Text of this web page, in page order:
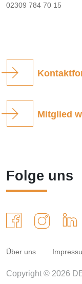
02309 784 70 15
Mitglied
Folge uns
Über uns
Copyright © 2026